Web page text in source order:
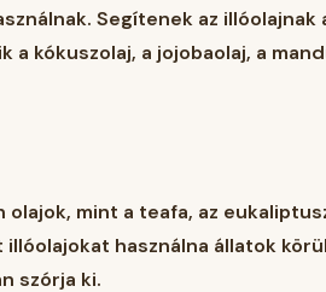
Segítenek az illóolajnak
kókuszolaj, a jojobaolaj, a
mint a teafa, az
használna állatok
szórja ki.